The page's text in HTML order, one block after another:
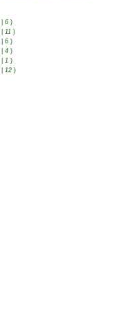
6 )
11 )
6 )
4 )
1 )
12 )